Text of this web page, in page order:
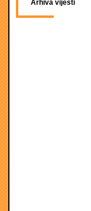
Arhiva vijesti